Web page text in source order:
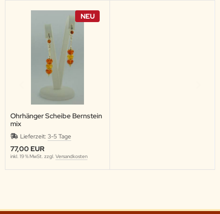
NEU
Ohrhänger Scheibe Bernstein
mix
Lieferzeit: 3-5 Tage
77,00 EUR
inkl. 19 % MwSt. zzgl. Versandkosten